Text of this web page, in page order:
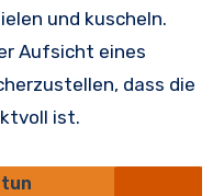
und kuscheln.
Aufsicht eines
dass die
ist.
tun